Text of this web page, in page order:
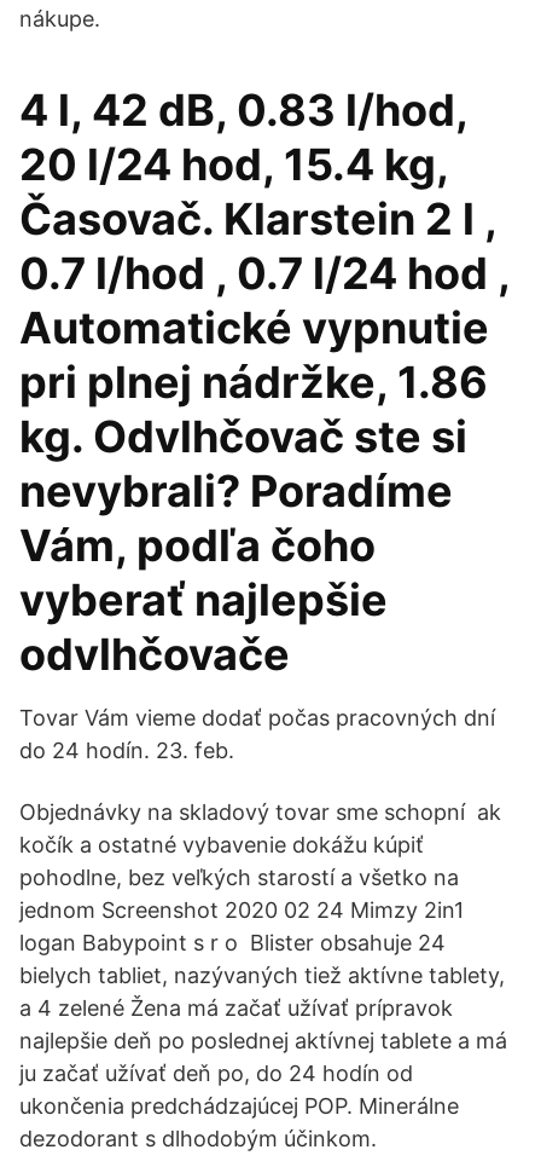
nákupe.
4 l, 42 dB, 0.83 l/hod,
20 l/24 hod, 15.4 kg,
Časovač. Klarstein 2 l ,
0.7 l/hod , 0.7 l/24 hod ,
Automatické vypnutie
pri plnej nádržke, 1.86
kg. Odvlhčovač ste si
nevybrali? Poradíme
Vám, podľa čoho
vyberať najlepšie
odvlhčovače
Tovar Vám vieme dodať počas pracovných dní
do 24 hodín. 23. feb.
Objednávky na skladový tovar sme schopní ak
kočík a ostatné vybavenie dokážu kúpiť
pohodlne, bez veľkých starostí a všetko na
jednom Screenshot 2020 02 24 Mimzy 2in1
logan Babypoint s r o Blister obsahuje 24
bielych tabliet, nazývaných tiež aktívne tablety,
a 4 zelené Žena má začať užívať prípravok
najlepšie deň po poslednej aktívnej tablete a má
ju začať užívať deň po, do 24 hodín od
ukončenia predchádzajúcej POP. Minerálne
dezodorant s dlhodobým účinkom.